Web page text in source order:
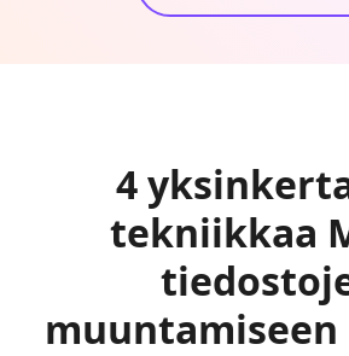
4
tekniikkaa
muuntamiseen